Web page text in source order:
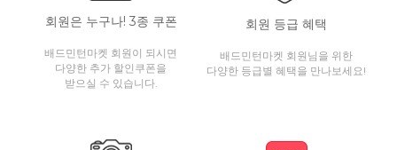
회원은 누구나! 3종 쿠폰
배드민턴마켓 회원이 되시면
다양한 추가 할인쿠폰을
받으실 수 있습니다.
회원 등급 혜택
배드민턴마켓 회원님을 위한
다양한 등급별 혜택을 만나보세요!